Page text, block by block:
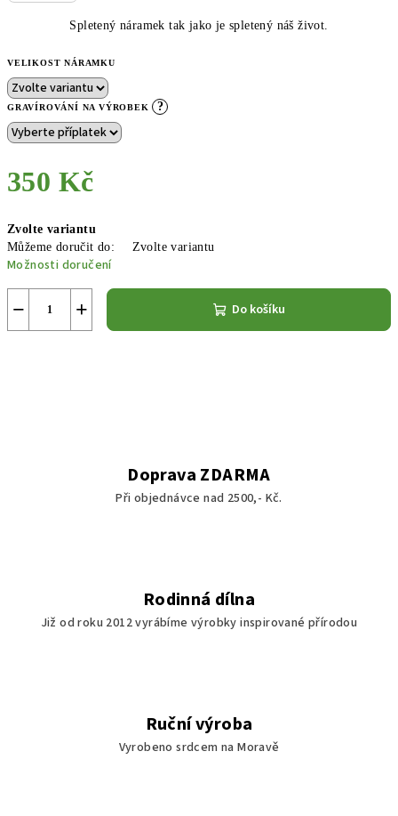
Spletený náramek tak jako je spletený náš život.
VELIKOST NÁRAMKU
GRAVÍROVÁNÍ NA VÝROBEK ?
350 Kč
cena:
Zvolte variantu
Můžeme doručit do:
Zvolte variantu
Možnosti doručení
+
− Do košíku
Doprava ZDARMA
Při objednávce nad 2500,- Kč.
Rodinná dílna
Již od roku 2012 vyrábíme výrobky inspirované přírodou
Ruční výroba
Vyrobeno srdcem na Moravě